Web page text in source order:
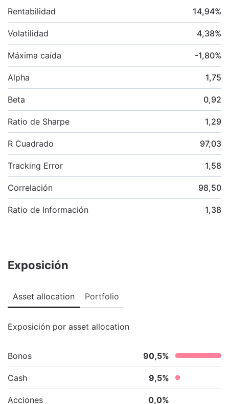
Rentabilidad 14,94%
Volatilidad 4,38%
Máxima caída -1,80%
Alpha 1,75
Beta 0,92
Ratio de Sharpe 1,29
R Cuadrado 97,03
Tracking Error 1,58
Correlación 98,50
Ratio de Información 1,38
Exposición
Asset allocation Portfolio
Exposición por asset allocation
Bonos 90,5%
Cash 9,5%
Acciones 0,0%